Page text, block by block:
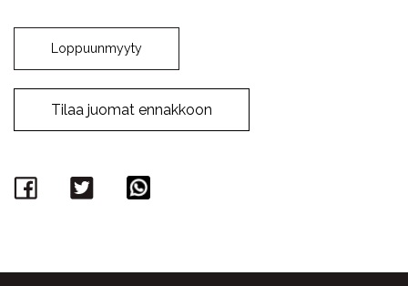
Loppuunmyyty
Tilaa juomat ennakkoon
Facebook
Twitter